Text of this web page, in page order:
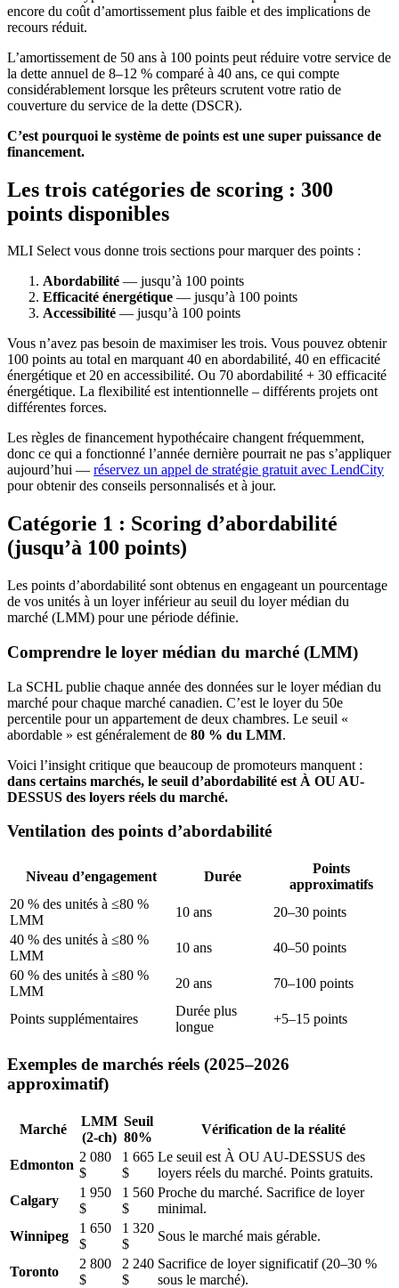
encore du coût d’amortissement plus faible et des implications de
recours réduit.
L’amortissement de 50 ans à 100 points peut réduire votre service de
la dette annuel de 8–12 % comparé à 40 ans, ce qui compte
considérablement lorsque les prêteurs scrutent votre ratio de
couverture du service de la dette (DSCR).
C’est pourquoi le système de points est une super puissance de
financement.
Les trois catégories de scoring : 300
points disponibles
MLI Select vous donne trois sections pour marquer des points :
Abordabilité — jusqu’à 100 points
Efficacité énergétique — jusqu’à 100 points
Accessibilité — jusqu’à 100 points
Vous n’avez pas besoin de maximiser les trois. Vous pouvez obtenir
100 points au total en marquant 40 en abordabilité, 40 en efficacité
énergétique et 20 en accessibilité. Ou 70 abordabilité + 30 efficacité
énergétique. La flexibilité est intentionnelle – différents projets ont
différentes forces.
Les règles de financement hypothécaire changent fréquemment,
donc ce qui a fonctionné l’année dernière pourrait ne pas s’appliquer
aujourd’hui — réservez un appel de stratégie gratuit avec LendCity
pour obtenir des conseils personnalisés et à jour.
Catégorie 1 : Scoring d’abordabilité
(jusqu’à 100 points)
Les points d’abordabilité sont obtenus en engageant un pourcentage
de vos unités à un loyer inférieur au seuil du loyer médian du
marché (LMM) pour une période définie.
Comprendre le loyer médian du marché (LMM)
La SCHL publie chaque année des données sur le loyer médian du
marché pour chaque marché canadien. C’est le loyer du 50e
percentile pour un appartement de deux chambres. Le seuil «
abordable » est généralement de 80 % du LMM.
Voici l’insight critique que beaucoup de promoteurs manquent :
dans certains marchés, le seuil d’abordabilité est À OU AU-
DESSUS des loyers réels du marché.
Ventilation des points d’abordabilité
Niveau d’engagement Durée
Points
approximatifs
20 % des unités à ≤80 %
LMM
10 ans
20–30 points
40 % des unités à ≤80 %
LMM
10 ans
40–50 points
60 % des unités à ≤80 %
LMM
20 ans 70–100 points
Points supplémentaires
Durée plus
longue
+5–15 points
Exemples de marchés réels (2025–2026
approximatif)
Marché
LMM
(2-ch)
Seuil
80%
Vérification de la réalité
Edmonton
2 080
$
1 665
$
Le seuil est À OU AU-DESSUS des
loyers réels du marché. Points gratuits.
Calgary
1 950
$
1 560
$
Proche du marché. Sacrifice de loyer
minimal.
Winnipeg
1 650
$
1 320
$
Sous le marché mais gérable.
Toronto
2 800
$
2 240
$
Sacrifice de loyer significatif (20–30 %
sous le marché).